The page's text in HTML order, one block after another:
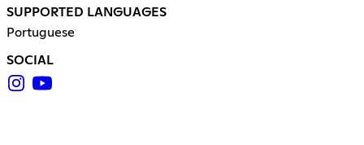
SUPPORTED LANGUAGES
Portuguese
SOCIAL